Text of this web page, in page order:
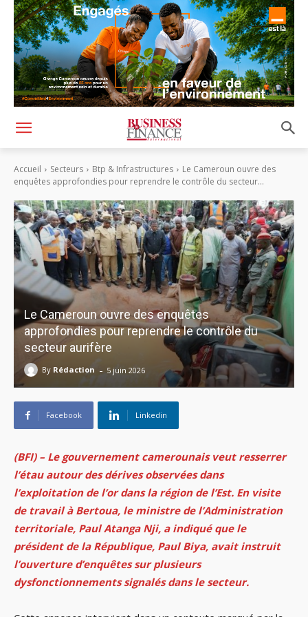
Accueil Secteurs Btp & Infrastructures
Le Cameroun ouvre des
enquêtes approfondies pour reprendre le contrôle du secteur...
Le Cameroun ouvre des enquêtes
approfondies pour reprendre le contrôle du
secteur aurifère
By Rédaction - 5 juin 2026
Facebook Linkedin
(BFI) – Le gouvernement camerounais veut resserrer
l’étau autour des dérives observées dans
l’exploitation de l’or dans la région de l’Est. En visite
de travail à Bertoua, le ministre de l’Administration
territoriale, Paul Atanga Nji, a indiqué que le
président de la République, Paul Biya, avait instruit
l’ouverture d’enquêtes sur plusieurs
dysfonctionnements signalés dans le secteur.